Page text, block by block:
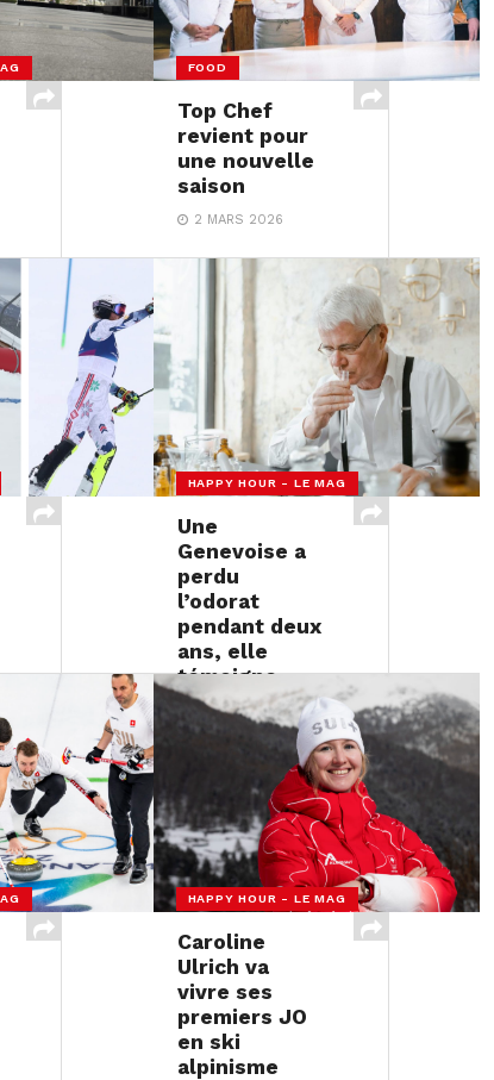
FOOD
Top Chef
revient pour
une nouvelle
saison
2 MARS 2026
HAPPY HOUR - LE MAG
Une
Genevoise a
perdu
l’odorat
pendant deux
ans, elle
témoigne
20 FÉVRIER 2026
HAPPY HOUR - LE MAG
Caroline
Ulrich va
vivre ses
premiers JO
en ski
alpinisme